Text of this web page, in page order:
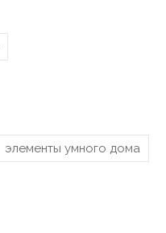
элементы умного дома